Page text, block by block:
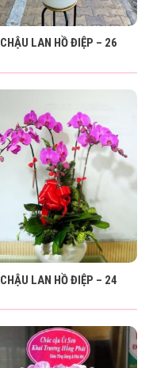
CHẬU LAN HỒ ĐIỆP – 26
CHẬU LAN HỒ ĐIỆP – 24